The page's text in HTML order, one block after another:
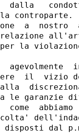
dalla
controparte.
a  nostro
all'art.
per la
agevolmente
il  vizio
le garanzie
come  abbiamo
dal